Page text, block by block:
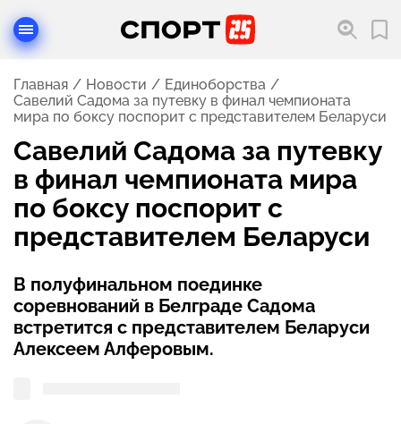
Главная Новости
Единоборства
Савелий Садома за путевку в финал чемпионата
мира по боксу поспорит с представителем Беларуси
Савелий Садома за путевку
в финал чемпионата мира
по боксу поспорит с
представителем Беларуси
В полуфинальном поединке
соревнований в Белграде Садома
встретится с представителем Беларуси
Алексеем Алферовым.